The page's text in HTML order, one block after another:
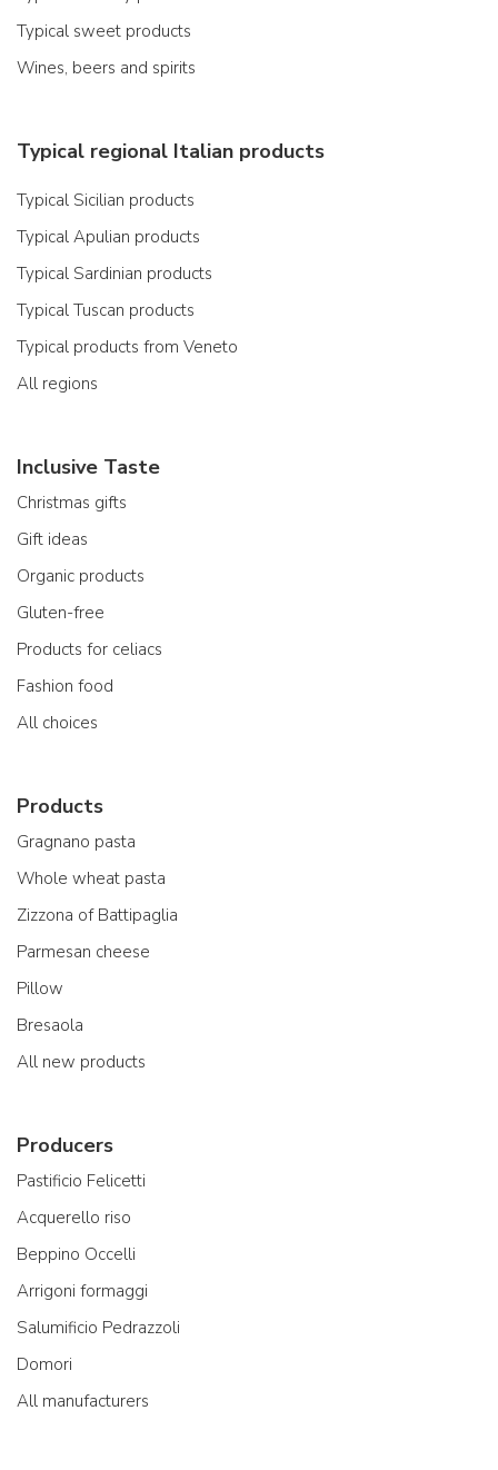
Typical sweet products
Wines, beers and spirits
Typical regional Italian products
Typical Sicilian products
Typical Apulian products
Typical Sardinian products
Typical Tuscan products
Typical products from Veneto
All regions
Inclusive Taste
Christmas gifts
Gift ideas
Organic products
Gluten-free
Products for celiacs
Fashion food
All choices
Products
Gragnano pasta
Whole wheat pasta
Zizzona of Battipaglia
Parmesan cheese
Pillow
Bresaola
All new products
Producers
Pastificio Felicetti
Acquerello riso
Beppino Occelli
Arrigoni formaggi
Salumificio Pedrazzoli
Domori
All manufacturers